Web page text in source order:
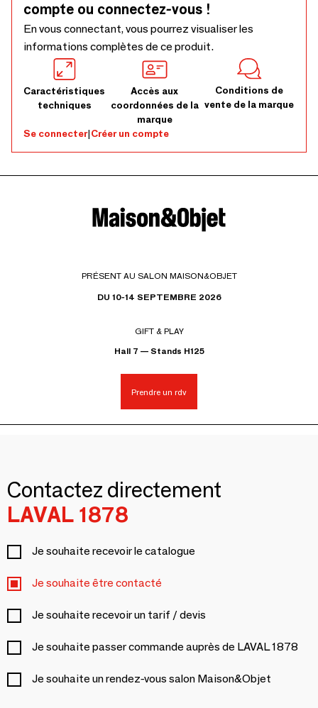
compte ou connectez-vous !
En vous connectant, vous pourrez visualiser les
informations complètes de ce produit.
Caractéristiques
techniques
Accès aux
coordonnées de la
marque
Conditions de
vente de la marque
Se connecter|Créer un compte
PRÉSENT AU SALON MAISON&OBJET
DU 10-14 SEPTEMBRE 2026
GIFT & PLAY
Hall 7 — Stands H125
Prendre un rdv
Contactez directement
LAVAL 1878
Je souhaite recevoir le catalogue
Je souhaite être contacté
Je souhaite recevoir un tarif / devis
Je souhaite passer commande auprès de LAVAL 1878
Je souhaite un rendez-vous salon Maison&Objet